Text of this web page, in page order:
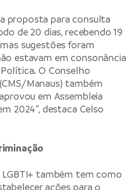
proposta para consulta
de 20 dias, recebendo 19
sugestões foram
estavam em consonância
O Conselho
Manaus) também
em Assembleia
2024”, destaca Celso
também tem como
ações para o